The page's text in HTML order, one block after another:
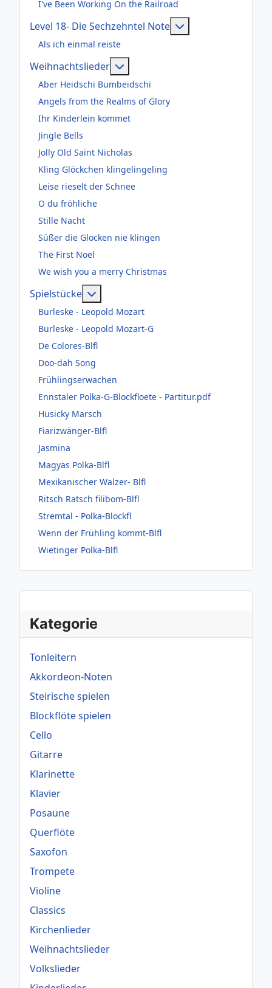
Kategorie
Tonleitern
Akkordeon-Noten
Steirische spielen
Blockflöte spielen
Cello
Gitarre
Klarinette
Klavier
Posaune
Querflöte
Saxofon
Trompete
Violine
Classics
Kirchenlieder
Weihnachtslieder
Volkslieder
I've Been Working On the Railroad
Level 18- Die Sechzehntel Note
Als ich einmal reiste
Weihnachtslieder
Aber Heidschi Bumbeidschi
Angels from the Realms of Glory
Ihr Kinderlein kommet
Jingle Bells
Jolly Old Saint Nicholas
Kling Glöckchen klingelingeling
Leise rieselt der Schnee
O du fröhliche
Stille Nacht
Süßer die Glocken nie klingen
The First Noel
We wish you a merry Christmas
Spielstücke
Burleske - Leopold Mozart
Burleske - Leopold Mozart-G
De Colores-Blfl
Doo-dah Song
Frühlingserwachen
Ennstaler Polka-G-Blockfloete - Partitur.pdf
Husicky Marsch
Fiarizwänger-Blfl
Jasmina
Magyas Polka-Blfl
Mexikanischer Walzer- Blfl
Ritsch Ratsch filibom-Blfl
Stremtal - Polka-Blockfl
Wenn der Frühling kommt-Blfl
Wietinger Polka-Blfl